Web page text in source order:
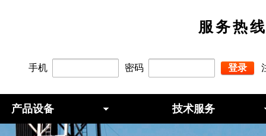
手机 密码 登录
服务热
产品设备 技术服务